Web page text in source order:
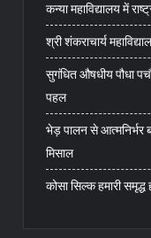
कन्या महाविद्यालय में
श्री शंकराचार्य
सुगंधित औषधीय पौधा
पहल
भेड़ पालन से आत्मनिर्भर
मिसाल
कोसा सिल्क हमारी